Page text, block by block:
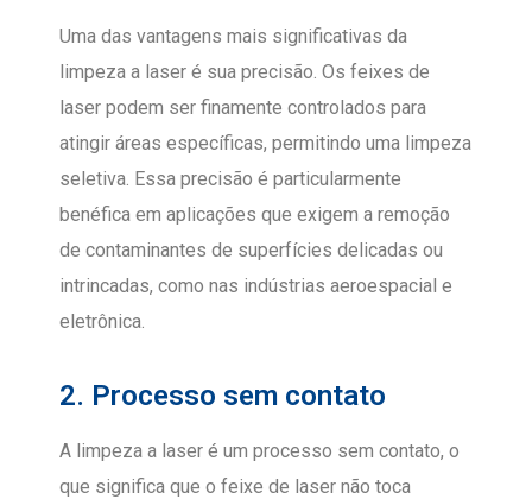
Uma das vantagens mais significativas da
limpeza a laser é sua precisão. Os feixes de
laser podem ser finamente controlados para
atingir áreas específicas, permitindo uma limpeza
seletiva. Essa precisão é particularmente
benéfica em aplicações que exigem a remoção
de contaminantes de superfícies delicadas ou
intrincadas, como nas indústrias aeroespacial e
eletrônica.
2. Processo sem contato
A limpeza a laser é um processo sem contato, o
que significa que o feixe de laser não toca